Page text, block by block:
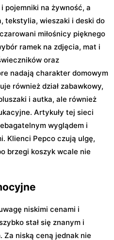
pojemniki na żywność, a
tekstylia, wieszaki i deski do
miłośnicy pięknego
ramek na zdjęcia, mat i
oraz
nadają charakter domowym
również dział zabawkowy,
i autka, ale również
Artykuły tej sieci
wyglądem i
Klienci Pepco czują ulgę,
brzegi koszyk wcale nie
niskimi cenami i
stał się znanym i
Za niską ceną jednak nie